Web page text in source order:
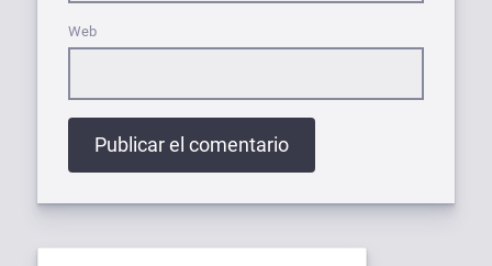
Web